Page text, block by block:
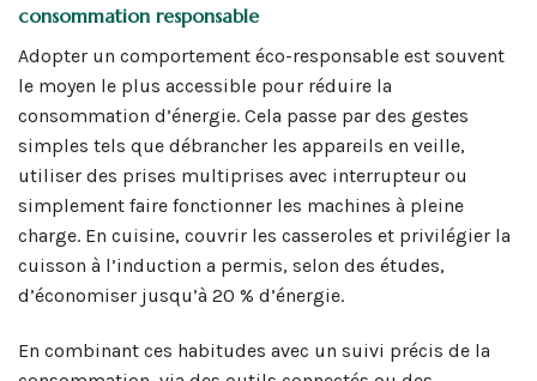
consommation responsable
Adopter un comportement éco-responsable est souvent
le moyen le plus accessible pour réduire la
consommation d’énergie. Cela passe par des gestes
simples tels que débrancher les appareils en veille,
utiliser des prises multiprises avec interrupteur ou
simplement faire fonctionner les machines à pleine
charge. En cuisine, couvrir les casseroles et privilégier la
cuisson à l’induction a permis, selon des études,
d’économiser jusqu’à 20 % d’énergie.
En combinant ces habitudes avec un suivi précis de la